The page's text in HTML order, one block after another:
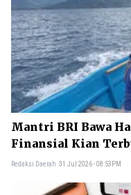
Mantri BRI Bawa
Finansial Kian
Redaksi Daerah 31 Jul 2026 - 08:53PM